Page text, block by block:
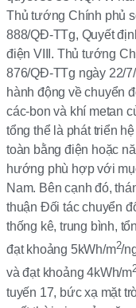
Thủ tướng Chính phủ
888/QĐ-TTg, Quyết
điện VIII. Thủ tướng
876/QĐ-TTg ngày 22/
hành động về chuyển
các-bon và khí metan
tổng thể là phát triển
toàn bằng điện hoặc
hướng phù hợp với
Nam. Bên cạnh đó,
thuận Đối tác chuyển
thống kê, trung bình,
đạt khoảng 5kWh/m2/
và đạt khoảng 4kWh/m
tuyến 17, bức xạ mặt